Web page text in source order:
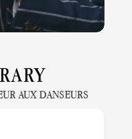
AUX DANSEURS